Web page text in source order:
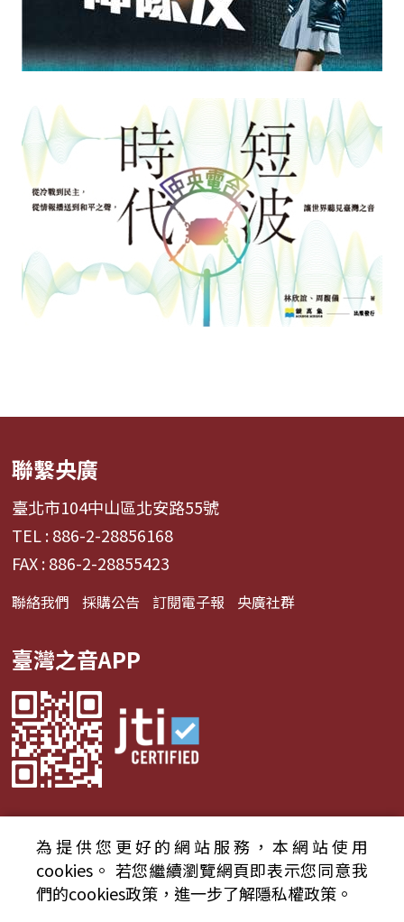
聯繫央廣
臺北市104中山區北安路55號
TEL : 886-2-28856168
FAX : 886-2-28855423
聯絡我們 採購公告 訂閱電子報 央廣社群
臺灣之音APP
© 2024財團法人中央廣播電臺 版權所有
資通安全政策聲明
服務條款 隱私權條款
為提供您更好的網站服務，本網站使用
cookies。 若您繼續瀏覽網頁即表示您同意我
們的cookies政策，進一步了解隱私權政策。